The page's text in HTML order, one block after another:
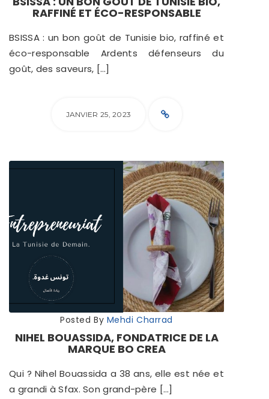
RAFFINÉ ET ÉCO-RESPONSABLE
BSISSA : un bon goût de Tunisie bio, raffiné et
éco-responsable Ardents défenseurs du
goût, des saveurs, […]
JANVIER 25, 2023
Posted By Mehdi Charrad
NIHEL BOUASSIDA, FONDATRICE DE LA
MARQUE BO CREA
Qui ? Nihel Bouassida a 38 ans, elle est née et
a grandi à Sfax. Son grand-père […]